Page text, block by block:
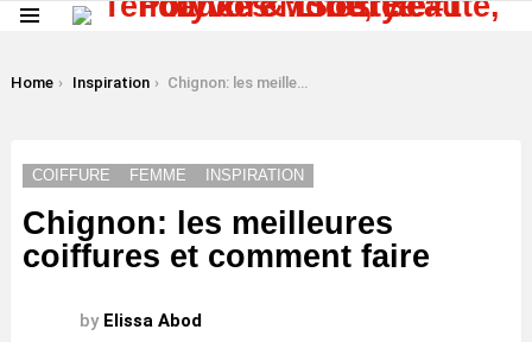
You are here:
Home Inspiration Chignon: les meilleures coiffures et comment faire
COIFFURE FEMME INSPIRATION
Chignon: les meilleures
coiffures et comment faire
by Elissa Abod